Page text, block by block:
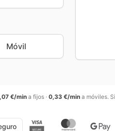
Móvil
€/mina fijos · 0,33 €/min a móviles.